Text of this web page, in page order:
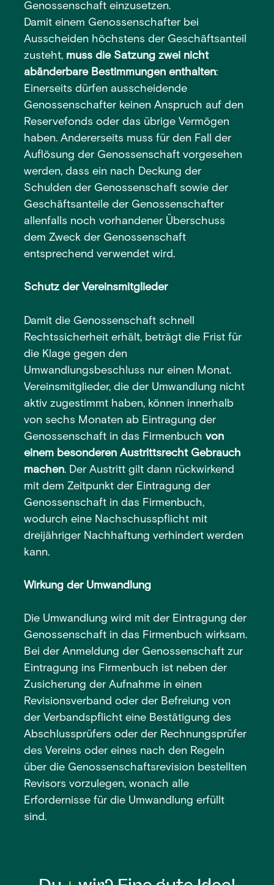
Genossenschaft einzusetzen.
Damit einem Genossenschafter bei
Ausscheiden höchstens der Geschäftsanteil
zusteht, muss die Satzung zwei nicht
abänderbare Bestimmungen enthalten:
Einerseits dürfen ausscheidende
Genossenschafter keinen Anspruch auf den
Reservefonds oder das übrige Vermögen
haben. Andererseits muss für den Fall der
Auflösung der Genossenschaft vorgesehen
werden, dass ein nach Deckung der
Schulden der Genossenschaft sowie der
Geschäftsanteile der Genossenschafter
allenfalls noch vorhandener Überschuss
dem Zweck der Genossenschaft
entsprechend verwendet wird.
Schutz der Vereinsmitglieder
Damit die Genossenschaft schnell
Rechtssicherheit erhält, beträgt die Frist für
die Klage gegen den
Umwandlungsbeschluss nur einen Monat.
Vereinsmitglieder, die der Umwandlung nicht
aktiv zugestimmt haben, können innerhalb
von sechs Monaten ab Eintragung der
Genossenschaft in das Firmenbuchvon
einem besonderen Austrittsrecht Gebrauch
machen. Der Austritt gilt dann rückwirkend
mit dem Zeitpunkt der Eintragung der
Genossenschaft in das Firmenbuch,
wodurch eine Nachschusspflicht mit
dreijähriger Nachhaftung verhindert werden
kann.
Wirkung der Umwandlung
Die Umwandlung wird mit der Eintragung der
Genossenschaft in das Firmenbuch wirksam.
Bei der Anmeldung der Genossenschaft zur
Eintragung ins Firmenbuch ist neben der
Zusicherung der Aufnahme in einen
Revisionsverband oder der Befreiung von
der Verbandspflicht eine Bestätigung des
Abschlussprüfers oder der Rechnungsprüfer
des Vereins oder eines nach den Regeln
über die Genossenschaftsrevision bestellten
Revisors vorzulegen, wonach alle
Erfordernisse für die Umwandlung erfüllt
sind.